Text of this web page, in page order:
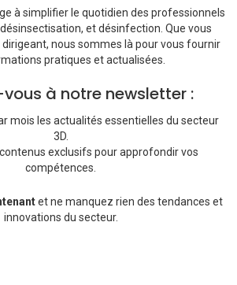
à simplifier le quotidien des professionnels
et désinfection. Que vous
nous sommes là pour vous fournir
pratiques et actualisées.
à notre newsletter :
mois les actualités essentielles du secteur
3D.
exclusifs pour approfondir vos
compétences.
et ne manquez rien des tendances et
innovations du secteur.